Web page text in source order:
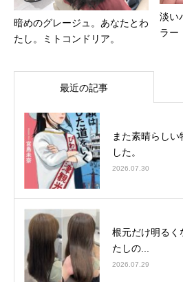
暗めのグレージュ。あなたとわ
たし。ミトコンドリア。
淡い
ラー
最近の記事
また素晴らし
した。
2026.07.30
根元だけ明るく
たしの...
2026.07.29